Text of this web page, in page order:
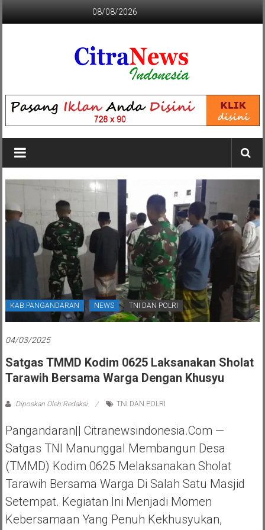
08/08/2026
CITRANEWS
INDONESIA
BERANI
DAN
KRISTIS
KAB.PANGANDARAN NEWS TNI DAN POLRI
04/03/2025
Satgas TMMD Kodim 0625 Laksanakan Sholat
Tarawih Bersama Warga Dengan Khusyu
Diposkan Oleh:Redaksi TNI DAN POLRI
Pangandaran|| Citranewsindonesia.com —
Satgas TNI Manunggal Membangun Desa
(TMMD) Kodim 0625 Melaksanakan Sholat
Tarawih Bersama Warga Di Salah Satu Masjid
Setempat. Kegiatan Ini Menjadi Momen
Kebersamaan Yang Penuh Kekhusyukan,